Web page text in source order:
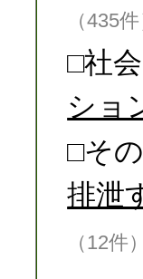
（435件
□社会
ショ
□その
排泄
（12件）